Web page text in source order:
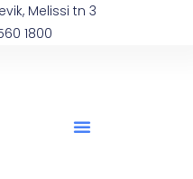
Melissi tn 3
1800